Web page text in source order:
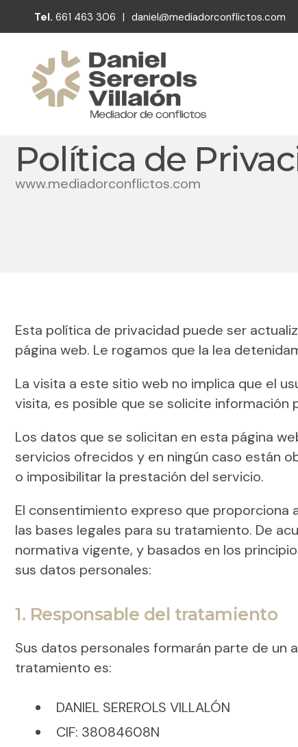
Tel. 661 463 306 | daniel@mediadorconflictos.com
Política de
www.mediadorconflictos.com
Esta política de privacidad puede ser
página web. Le rogamos que la lea
La visita a este sitio web no implica que el
visita, es posible que se solicite información
Los datos que se solicitan en esta página
servicios ofrecidos y en ningún caso están
o imposibilitar la prestación del servicio.
El consentimiento expreso que
las bases legales para su tratamiento. De
normativa vigente, y basados en los
sus datos personales:
1. Responsable del tratamiento
Sus datos personales formarán parte de un
tratamiento es:
DANIEL SEREROLS VILLALÓN
CIF: 38084608N